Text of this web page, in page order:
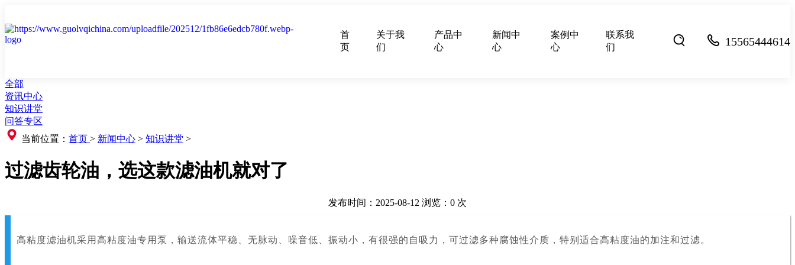
首
页
关于我
们
产品中
心
新闻中
心
案例中
心
联系我
们
15565444614
全部
资讯中心
知识讲堂
问答专区
当前位置： 首页 > 新闻中心 > 知识讲堂 >
过滤齿轮油，选这款滤油机就对了
发布时间：2025-08-12 浏览： 0 次
高粘度滤油机采用高粘度油专用泵，输送流体平稳、无脉动、噪音低、振动小，有很强的自吸力，可过滤多种腐蚀性介质， 特别适合高粘度油的加注和过滤。